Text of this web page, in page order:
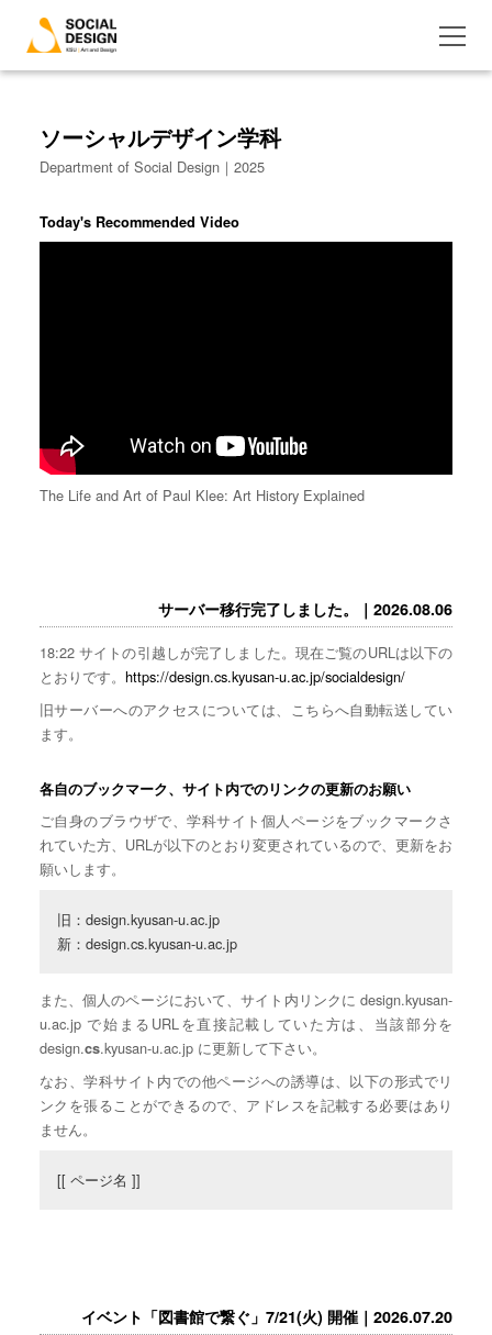
ソーシャルデザイン学科
Department of Social Design｜2025
Today's Recommended Video
The Life and Art of Paul Klee: Art History Explained
サーバー移行完了しました。｜2026.08.06
18:22 サイトの引越しが完了しました。現在ご覧のURLは以下の
とおりです。 https://design.cs.kyusan-u.ac.jp/socialdesign/
旧サーバーへのアクセスについては、こちらへ自動転送してい
ます。
各自のブックマーク、サイト内でのリンクの更新のお願い
ご自身のブラウザで、学科サイト個人ページをブックマークさ
れていた方、URLが以下のとおり変更されているので、更新をお
願いします。
旧：design.kyusan-u.ac.jp
新：design.cs.kyusan-u.ac.jp
また、個人のページにおいて、サイト内リンクに design.kyusan-
u.ac.jp で始まるURLを直接記載していた方は、当該部分を
design.cs.kyusan-u.ac.jp に更新して下さい。
なお、学科サイト内での他ページへの誘導は、以下の形式でリ
ンクを張ることができるので、アドレスを記載する必要はあり
ません。
[[ ページ名 ]]
イベント「図書館で繋ぐ」7/21(火) 開催｜2026.07.20